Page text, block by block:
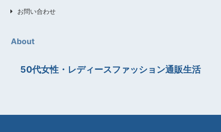
お問い合わせ
About
50代女性・レディースファッション通販生活